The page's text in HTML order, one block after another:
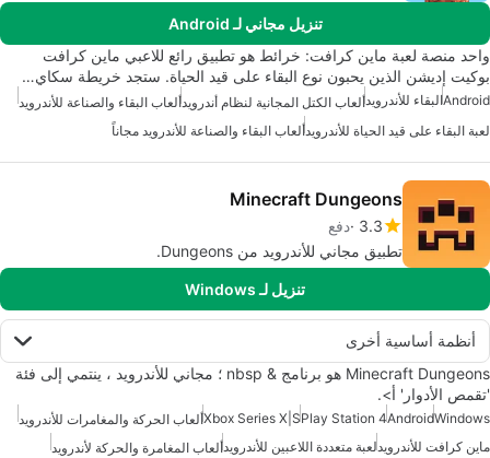
تنزيل مجاني لـ Android
واحد منصة لعبة ماين كرافت: خرائط هو تطبيق رائع للاعبي ماين كرافت
بوكيت إديشن الذين يحبون نوع البقاء على قيد الحياة. ستجد خريطة سكاي…
Androidالبقاء للأندرويدألعاب الكتل المجانية لنظام أندرويدألعاب البقاء والصناعة للأندرويد
لعبة البقاء على قيد الحياة للأندرويدألعاب البقاء والصناعة للأندرويد مجاناً
Minecraft Dungeons
3.3 دفع
تطبيق مجاني للأندرويد من Dungeons.
تنزيل لـ Windows
أنظمة أساسية أخرى
Minecraft Dungeons هو برنامج & nbsp ؛ مجاني للأندرويد ، ينتمي إلى فئة
'تقمص الأدوار' أ>.
Windows
Android
Play Station 4
Xbox Series X|Sألعاب الحركة والمغامرات للأندرويد
ماين كرافت للأندرويد لعبة متعددة اللاعبين للأندرويدألعاب المغامرة والحركة لأندرويد